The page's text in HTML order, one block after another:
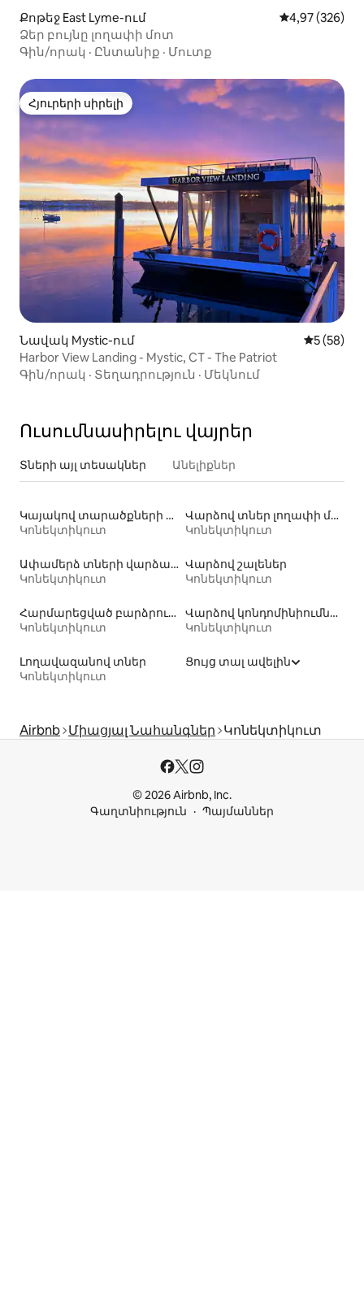
Քոթեջ East Lyme-ում Միջին
4,97 (326)
Ձեր բույնը լողափի մոտ
Գին/որակ · Ընտանիք · Մուտք
Հյուրերի սիրելի
Հյուրերի սիրելի
Նավակ Mystic-ում Միջին
5 (58)
Harbor View Landing - Mystic, CT - The Patriot
Գին/որակ · Տեղադրություն · Մեկնում
Ուսումնասիրելու վայրեր
Տների այլ տեսակներ Անելիքներ
Կայակով տարածքների վարձակալություն
Կոնեկտիկուտ
Վարձով տներ լողափի մոտ
Կոնեկտիկուտ
Ափամերձ տների վարձակալություն
Կոնեկտիկուտ
Վարձով շալեներ
Կոնեկտիկուտ
Հարմարեցված բարձրությամբ զուգարանակոնքով տների վարձակալություն
Կոնեկտիկուտ
Վարձով կոնդոմինիումներ
Կոնեկտիկուտ
Լողավազանով տներ
Կոնեկտիկուտ
Ցույց տալ ավելին
Airbnb Միացյալ Նահանգներ Կոնեկտիկուտ
© 2026 Airbnb, Inc.
Գաղտնիություն
Պայմաններ